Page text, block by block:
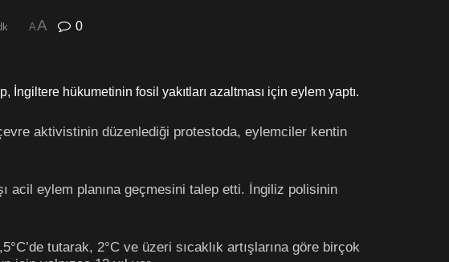
AA 0
hükumetinin fosil yakıtları azaltması için eylem yaptı.
aktivistinin düzenlediği protestoda, eylemciler kentin
acil eylem planına geçmesini talep etti. İngiliz polisinin
tutarak, 2°C ve üzeri sıcaklık artışlarına göre birçok